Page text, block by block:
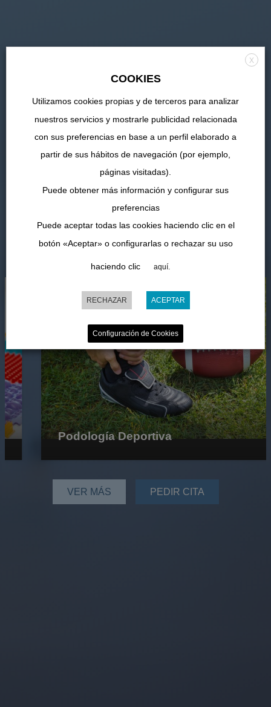
Nuestros Tratamientos
Podología Deportiva
VER MÁS PEDIR CITA
X
COOKIES
Utilizamos cookies propias y de terceros para analizar
nuestros servicios y mostrarle publicidad relacionada
con sus preferencias en base a un perfil elaborado a
partir de sus hábitos de navegación (por ejemplo,
páginas visitadas).
Puede obtener más información y configurar sus
preferencias
Puede aceptar todas las cookies haciendo clic en el
botón «Aceptar» o configurarlas o rechazar su uso
haciendo clic aquí.
RECHAZAR ACEPTAR
Configuración de Cookies